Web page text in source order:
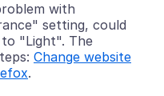
with
setting, could
"Light". The
Change website